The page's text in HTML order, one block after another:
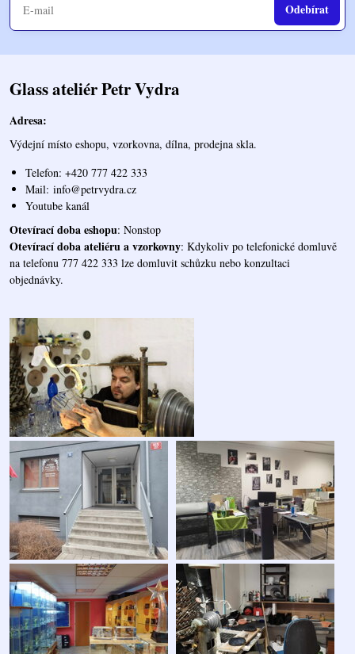
Odebírat
Glass ateliér Petr Vydra
Adresa:
Výdejní místo eshopu, vzorkovna, dílna, prodejna skla.
Telefon: +420 777 422 333
Mail: info@petrvydra.cz
Youtube kanál
Otevírací doba eshopu: Nonstop
Otevírací doba ateliéru a vzorkovny: Kdykoliv po telefonické domluvě
na telefonu 777 422 333 lze domluvit schůzku nebo konzultaci
objednávky.